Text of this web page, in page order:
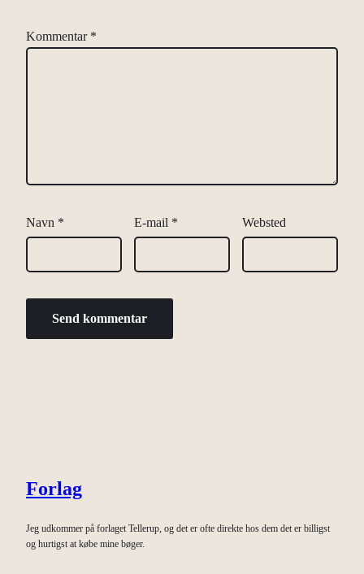
Kommentar *
Navn * E-mail * Websted
Forlag
Jeg udkommer på forlaget Tellerup, og det er ofte direkte hos dem det er billigst
og hurtigst at købe mine bøger.